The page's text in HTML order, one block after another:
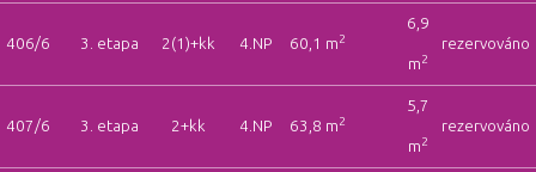
406/6 3. etapa 2(1)+kk 4.NP 60,1 m2
6,9
m2
rezervováno
407/6 3. etapa 2+kk 4.NP 63,8 m2
5,7
m2
rezervováno